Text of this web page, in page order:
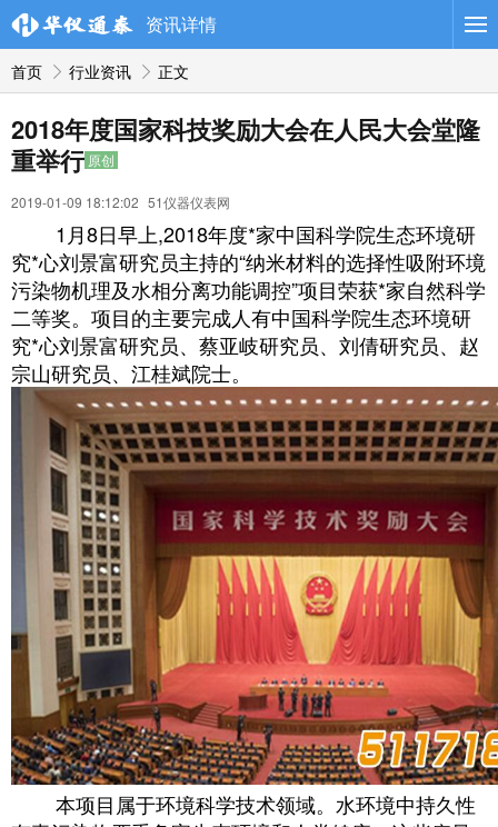
资讯详情
首页 行业资讯 正文
2018年度国家科技奖励大会在人民大会堂隆
重举行 原创
2019-01-09 18:12:02 51仪器仪表网
1月8日早上,2018年度*家中国科学院生态环境研
究*心刘景富研究员主持的“纳米材料的选择性吸附环境
污染物机理及水相分离功能调控”项目荣获*家自然科学
二等奖。项目的主要完成人有中国科学院生态环境研
究*心刘景富研究员、蔡亚岐研究员、刘倩研究员、赵
宗山研究员、江桂斌院士。
本项目属于环境科学技术领域。水环境中持久性